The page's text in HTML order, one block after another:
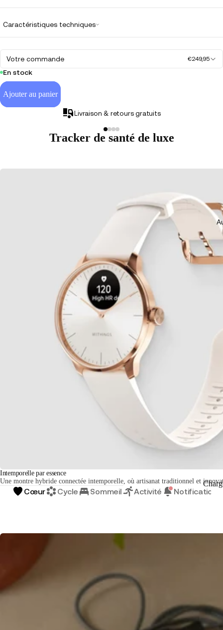
Caractéristiques techniques
Votre commande €249,95
En stock
Ajouter au panier
Livraison & retours gratuits
Tracker de santé de luxe
Intemporelle par essence
Une montre hybride connectée intemporelle, où artisanat traditionnel et
Cœur Cycle Sommeil Activité Notifications